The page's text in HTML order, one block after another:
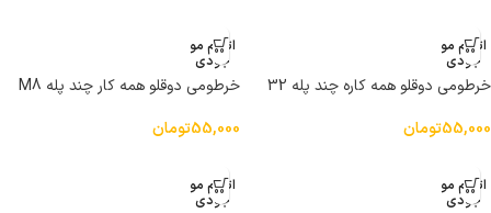
اتمام مو
جودی
خرطومی دوقلو همه كاره چند پله 32
55,000تومان
اتمام مو
جودی
خرطومی دوقلو همه کار چند پله M8
55,000تومان
اتمام مو
جودی
اتمام مو
جودی